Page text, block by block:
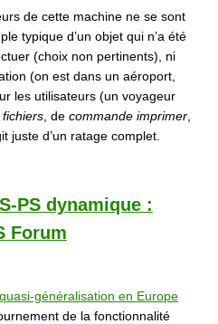
de cette machine ne se sont
typique d’un objet qui n’a été
(choix non pertinents), ni
(on est dans un aéroport,
les utilisateurs (un voyageur
fichiers , de commande imprimer
juste d’un ratage complet.
PS dynamique :
Forum
généralisation en Europe
de la fonctionnalité